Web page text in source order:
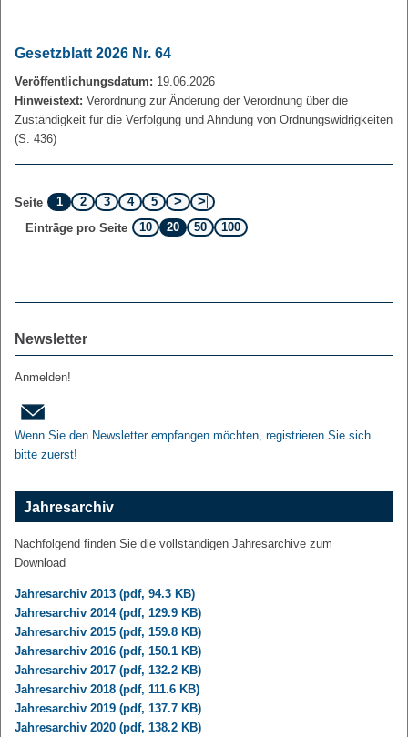
Gesetzblatt 2026 Nr. 64
Veröffentlichungsdatum: 19.06.2026
Hinweistext: Verordnung zur Änderung der Verordnung über die
Zuständigkeit für die Verfolgung und Ahndung von Ordnungswidrigkeiten
(S. 436)
Seite 1 2 3 4
5
Einträge pro Seite
10 20 50 100
Newsletter
Anmelden!
Wenn Sie den Newsletter empfangen möchten, registrieren Sie sich
bitte zuerst!
Jahresarchiv
Nachfolgend finden Sie die vollständigen Jahresarchive zum
Download
Jahresarchiv 2013 (pdf, 94.3 KB)
Jahresarchiv 2014 (pdf, 129.9 KB)
Jahresarchiv 2015 (pdf, 159.8 KB)
Jahresarchiv 2016 (pdf, 150.1 KB)
Jahresarchiv 2017 (pdf, 132.2 KB)
Jahresarchiv 2018 (pdf, 111.6 KB)
Jahresarchiv 2019 (pdf, 137.7 KB)
Jahresarchiv 2020 (pdf, 138.2 KB)